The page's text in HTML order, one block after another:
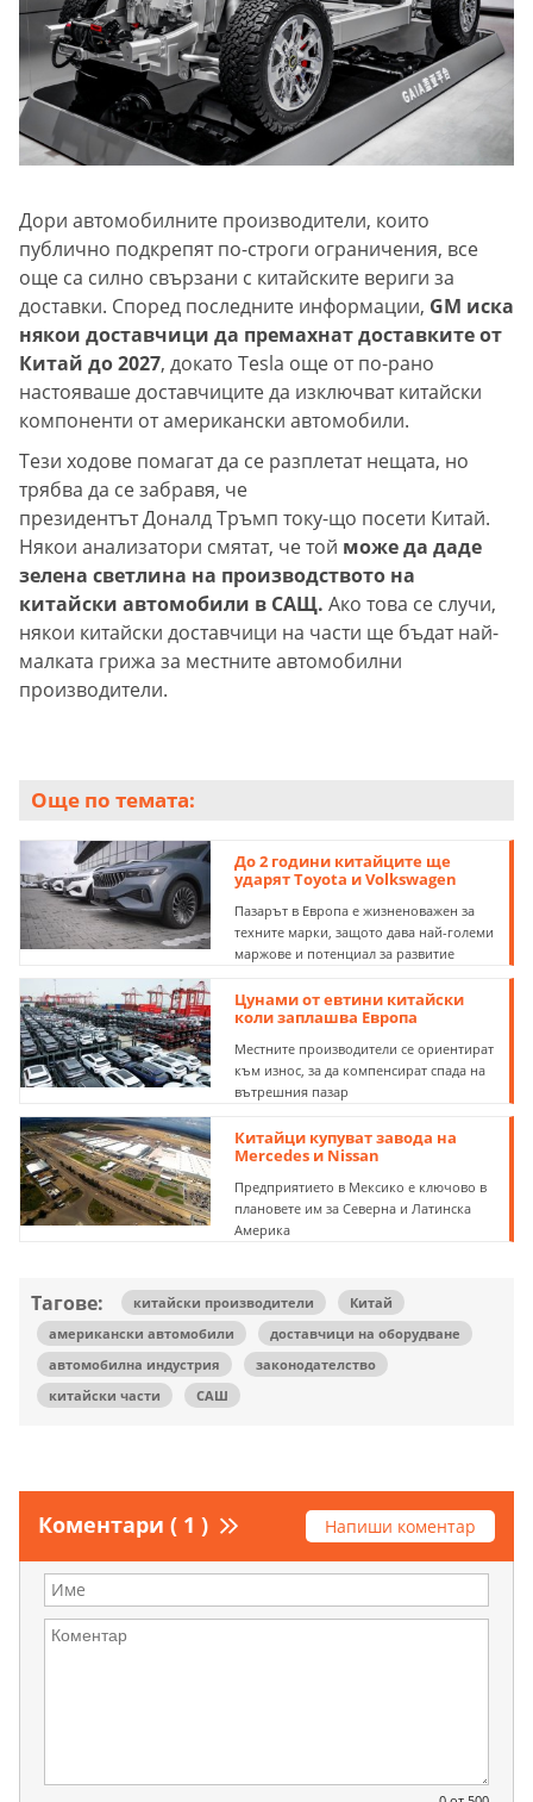
Дори автомобилните производители, които
публично подкрепят по-строги ограничения, все
още са силно свързани с китайските вериги за
доставки. Според последните информации, GM иска
някои доставчици да премахнат доставките от
Китай до 2027, докато Tesla още от по-рано
настояваше доставчиците да изключват китайски
компоненти от американски автомобили.
Тези ходове помагат да се разплетат нещата, но
трябва да се забравя, че
президентът Доналд Тръмп току-що посети Китай.
Някои анализатори смятат, че той може да даде
зелена светлина на производството на
китайски автомобили в САЩ. Ако това се случи,
някои китайски доставчици на части ще бъдат най-
малката грижа за местните автомобилни
производители.
Още по темата:
До 2 години китайците ще
ударят Toyota и Volkswagen
Пазарът в Европа е жизненоважен за
техните марки, защото дава най-големи
маржове и потенциал за развитие
Цунами от евтини китайски
коли заплашва Европа
Местните производители се ориентират
към износ, за да компенсират спада на
вътрешния пазар
Китайци купуват завода на
Mercedes и Nissan
Предприятието в Мексико е ключово в
плановете им за Северна и Латинска
Америка
Тагове: китайски производители
Китай
американски автомобили
доставчици на оборудване
автомобилна индустрия
законодателство
китайски части
САШ
Коментари ( 1 ) Напиши коментар